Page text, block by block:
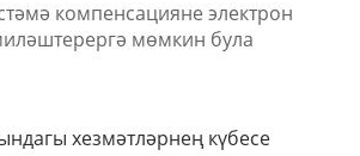
хезмәтләрнең күбесе